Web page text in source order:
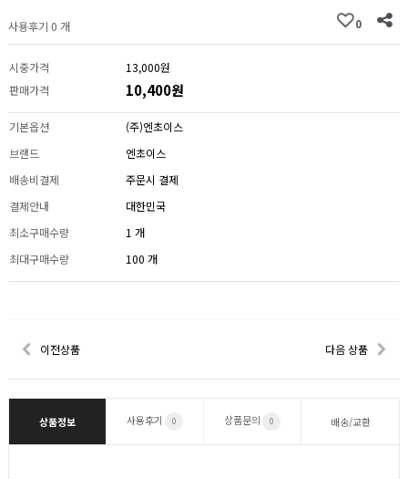
사용후기 0 개 0
시중가격
13,000원
판매가격
10,400원
기본옵션
(주)엔초이스
브랜드
엔초이스
배송비결제
주문시 결제
결제안내
대한민국
최소구매수량
1 개
최대구매수량
100 개
이전상품 다음 상품
상품정보 사용후기 0 상품문의 0 배송/교환